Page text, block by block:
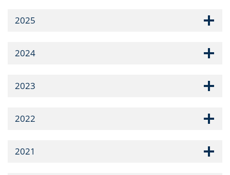
2025
2024
2023
2022
2021